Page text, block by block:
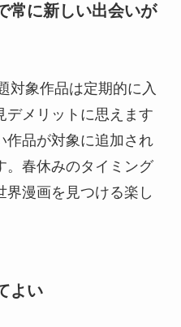
常に新しい出会いが
対象作品は定期的に入
デメリットに思えます
作品が対象に追加され
。春休みのタイミング
界漫画を見つける楽し
よい